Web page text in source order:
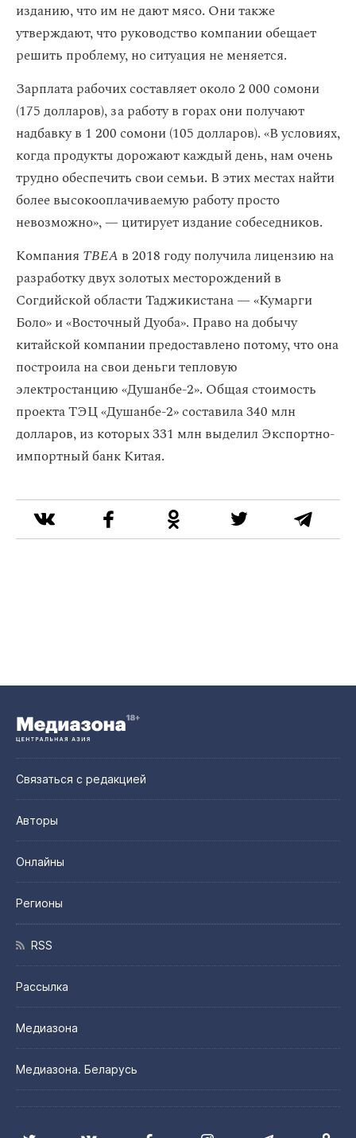
изданию, что им не дают мясо. Они также
утверждают, что руководство компании обещает
решить проблему, но ситуация не меняется.
Зарплата рабочих составляет около 2 000 сомони
(175 долларов), за работу в горах они получают
надбавку в 1 200 сомони (105 долларов). «В условиях,
когда продукты дорожают каждый день, нам очень
трудно обеспечить свои семьи. В этих местах найти
более высокооплачиваемую работу просто
невозможно», — цитирует издание собеседников.
Компания ТВЕА в 2018 году получила лицензию на
разработку двух золотых месторождений в
Согдийской области Таджикистана — «Кумарги
Боло» и «Восточный Дуоба». Право на добычу
китайской компании предоставлено потому, что она
построила на свои деньги тепловую
электростанцию «Душанбе-2». Общая стоимость
проекта ТЭЦ «Душанбе-2» составила 340 млн
долларов, из которых 331 млн выделил Экспортно-
импортный банк Китая.
Связаться с редакцией
Авторы
Онлайны
Регионы
RSS
Рассылка
Медиазона
Медиазона. Беларусь